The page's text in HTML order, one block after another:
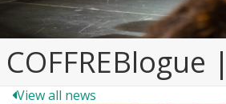
View all news